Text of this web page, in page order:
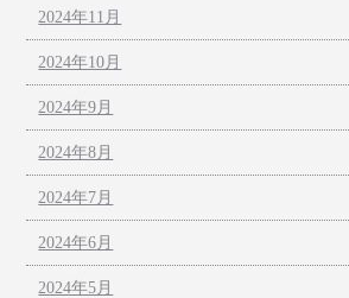
2024年11月
2024年10月
2024年9月
2024年8月
2024年7月
2024年6月
2024年5月